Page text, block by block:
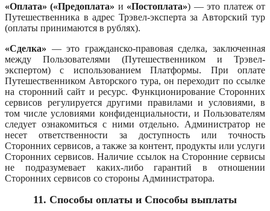
«Оплата» («Предоплата» и «Постоплата») — это платеж от
Путешественника в адрес Трэвел-эксперта за Авторский тур
(оплаты принимаются в рублях).
«Сделка» — это гражданско-правовая сделка, заключенная
между Пользователями (Путешественником и Трэвел-
экспертом) с использованием Платформы. При оплате
Путешественником Авторского тура, он переходит по ссылке
на сторонний сайт и ресурс. Функционирование Сторонних
сервисов регулируется другими правилами и условиями, в
том числе условиями конфиденциальности, и Пользователям
следует ознакомиться с ними отдельно. Администратор не
несет ответственности за доступность или точность
Сторонних сервисов, а также за контент, продукты или услуги
Сторонних сервисов. Наличие ссылок на Сторонние сервисы
не подразумевает каких-либо гарантий в отношении
Сторонних сервисов со стороны Администратора.
11. Способы оплаты и Способы выплаты